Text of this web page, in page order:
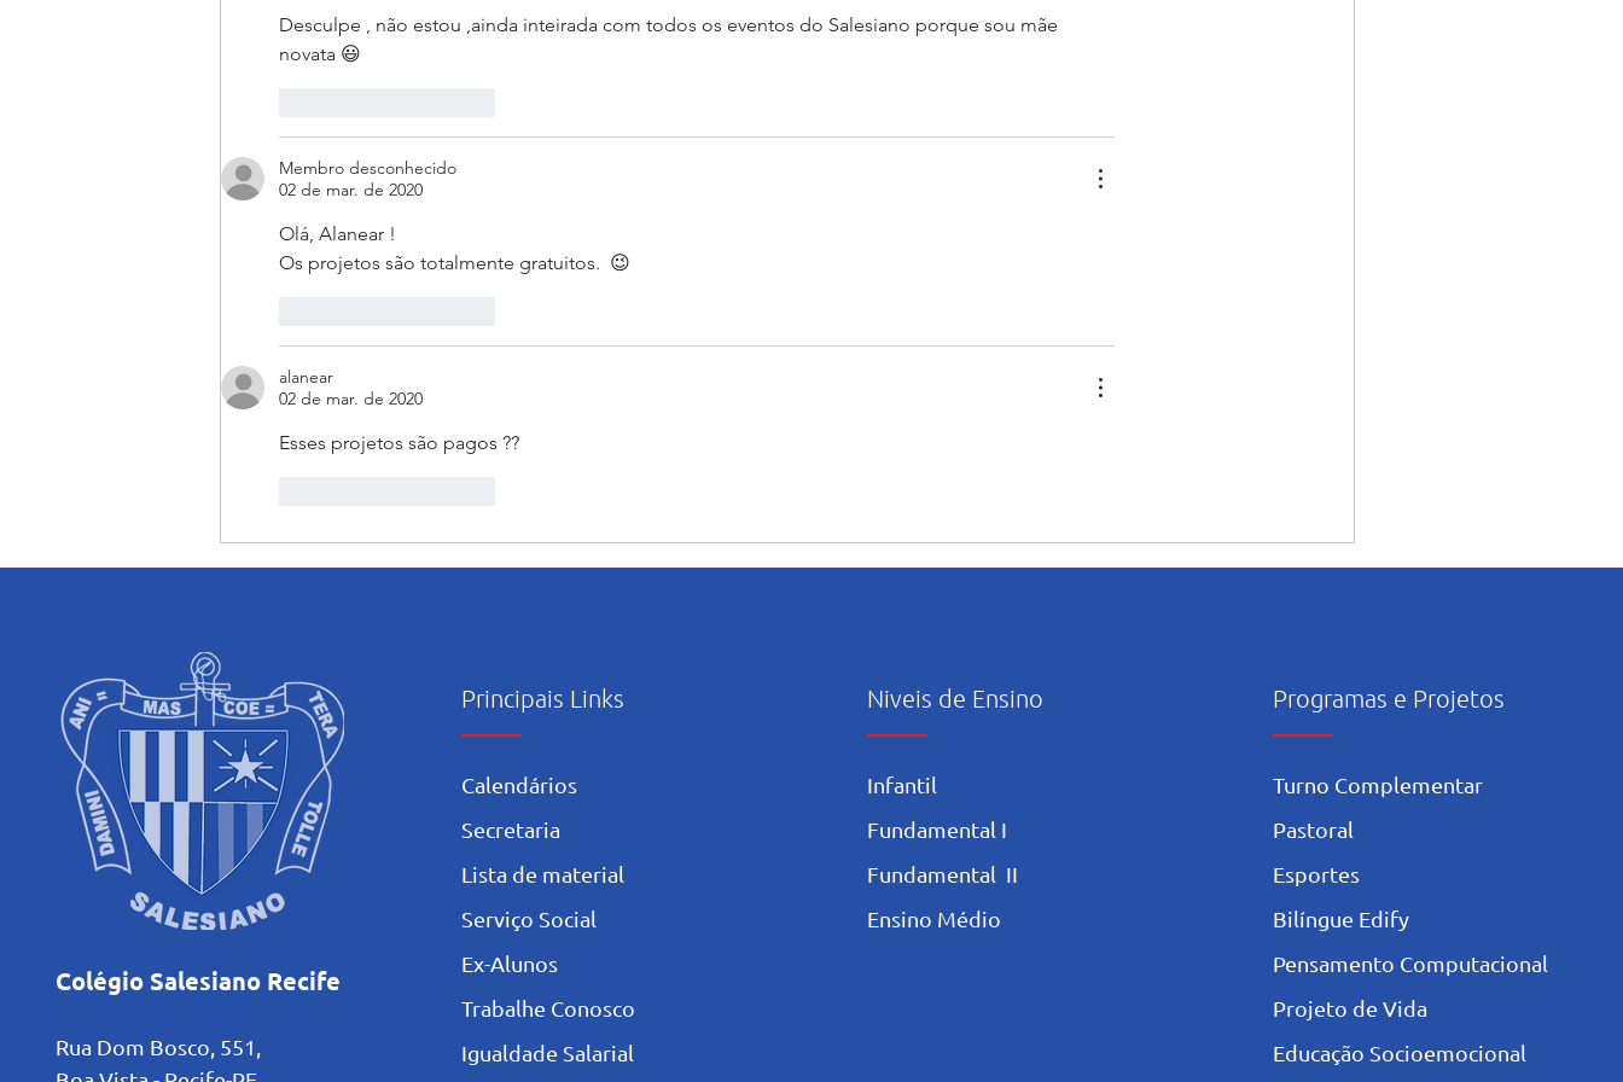
Desculpe , não estou ,ainda inteirada com todos os eventos do Salesiano porque sou mãe
novata 😃
Membro desconhecido
02 de mar. de 2020
Olá, Alanear !
Os projetos são totalmente gratuitos.  😉
alanear
02 de mar. de 2020
Esses projetos são pagos ??
Colégio Salesiano Recife
Rua Dom Bosco, 551,
Principais Links
Calendários
Secretaria
L ista de material
Serviço Social
Ex-Alunos
Trabalhe Conosco
Igualdade Salarial
Niveis de Ensino
Infantil
Fundamental I
Fundamental II
Ensino Médio
Programas e Projetos
Turno Complementar
Pastoral
Esportes
Bilíngue Edify
Pensamento Computacional
Projeto de Vida
Educação Socioemocional